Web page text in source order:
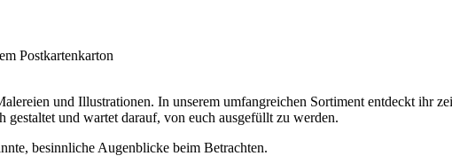
Postkartenkarton
und Illustrationen. In unserem umfangreichen Sortiment entdeckt ihr
gestaltet und wartet darauf, von euch ausgefüllt zu werden.
besinnliche Augenblicke beim Betrachten.